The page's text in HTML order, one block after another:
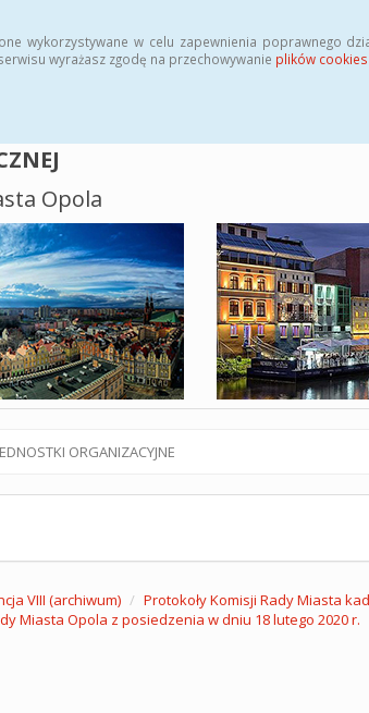
wykorzystywane w celu zapewnienia poprawnego
wyrażasz zgodę na przechowywanie plików cookies
Opola
ORGANIZACYJNE
VIII (archiwum) Protokoły Komisji Rady Miasta
Miasta Opola z posiedzenia w dniu 18 lutego 2020 r.